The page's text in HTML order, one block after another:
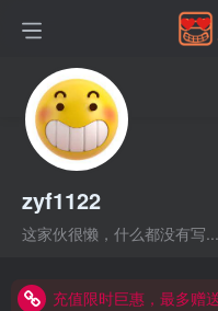
zyf1122
这家伙很懒，什么都没有写...
充值限时巨惠，最多赠